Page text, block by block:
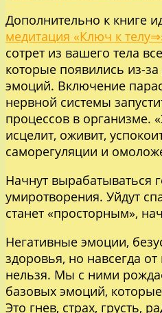
Дополнительно к книге
медитация «Ключ к
сотрет из вашего тела
которые появились из-за
эмоций. Включение
нервной системы
процессов в организме.
исцелит, оживит,
саморегуляции и
Начнут вырабатываться
умиротворения. Уйдут
станет «просторным»,
Негативные эмоции,
здоровья, но навсегда от
нельзя. Мы с ними
базовых эмоций,
Это гнев, страх, грусть,